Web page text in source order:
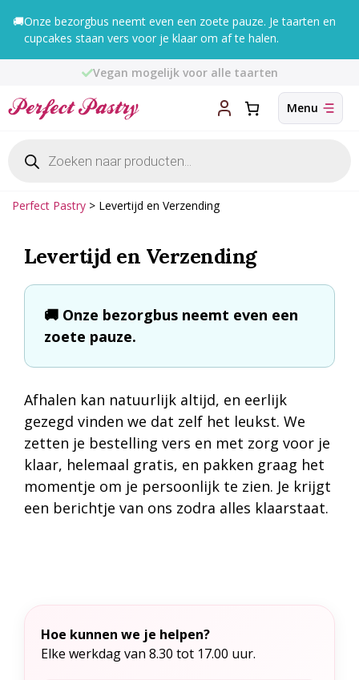
naar
🚚Onze bezorgbus neemt even een zoete pauze. Je taarten en
cupcakes staan vers voor je klaar om af te halen.
Vegan mogelijk voor alle taarten
zoeken
Perfect Pastry > Levertijd en Verzending
Levertijd en Verzending
🚚 Onze bezorgbus neemt even een
zoete pauze.
Afhalen kan natuurlijk altijd, en eerlijk
gezegd vinden we dat zelf het leukst. We
zetten je bestelling vers en met zorg voor je
klaar, helemaal gratis, en pakken graag het
momentje om je persoonlijk te zien. Je krijgt
een berichtje van ons zodra alles klaarstaat.
Hoe kunnen we je helpen?
Elke werkdag van 8.30 tot 17.00 uur.